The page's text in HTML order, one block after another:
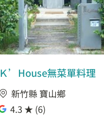
Ｋ’House無菜單料理
新竹縣 寶山鄉
4.3 ★ (6)